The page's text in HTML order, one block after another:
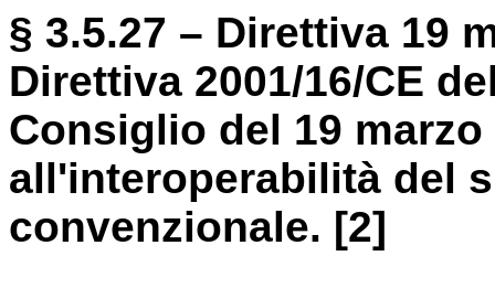
§ 3.5.27 – Direttiva 19
Direttiva 2001/16/CE
Consiglio del 19 marzo
all'interoperabilità del
convenzionale. [2]